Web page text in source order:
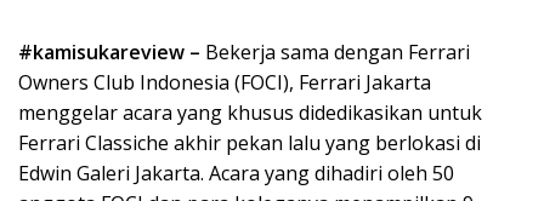
#kamisukareview – Bekerja sama dengan Ferrari
Owners Club Indonesia (FOCI), Ferrari Jakarta
menggelar acara yang khusus didedikasikan untuk
Ferrari Classiche akhir pekan lalu yang berlokasi di
Edwin Galeri Jakarta. Acara yang dihadiri oleh 50